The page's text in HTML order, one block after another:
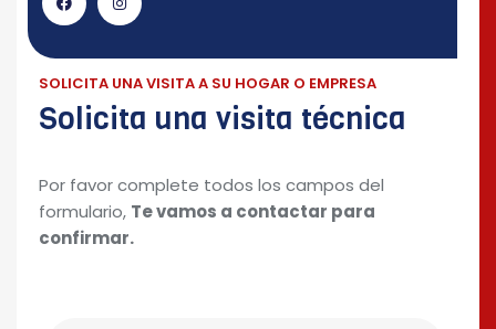
SOLICITA UNA VISITA A SU HOGAR O EMPRESA
Solicita una visita técnica
Por favor complete todos los campos del
formulario, Te vamos a contactar para
confirmar.